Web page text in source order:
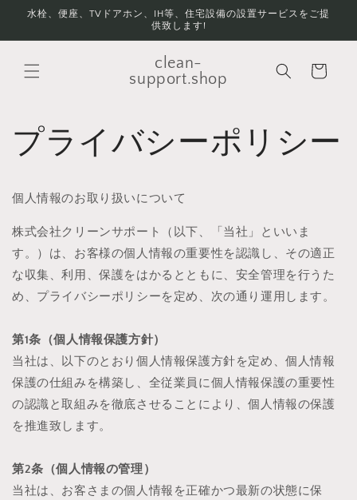
ンツに
水栓、便座、TVドアホン、IH等、住宅設備の設置サービスをご提
供致します!
clean-
support.shop
ー
プライバシーポリシー
個人情報のお取り扱いについて
株式会社クリーンサポート（以下、「当社」といいま
す。）は、お客様の個人情報の重要性を認識し、その適正
な収集、利用、保護をはかるとともに、安全管理を行うた
め、プライバシーポリシーを定め、次の通り運用します。
第1条（個人情報保護方針）
当社は、以下のとおり個人情報保護方針を定め、個人情報
保護の仕組みを構築し、全従業員に個人情報保護の重要性
の認識と取組みを徹底させることにより、個人情報の保護
を推進致します。
第2条（個人情報の管理）
当社は、お客さまの個人情報を正確かつ最新の状態に保